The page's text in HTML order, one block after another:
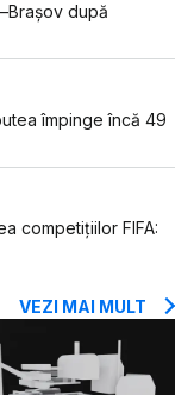
după
împinge încă 49
competițiilor FIFA:
VEZI MAI MULT